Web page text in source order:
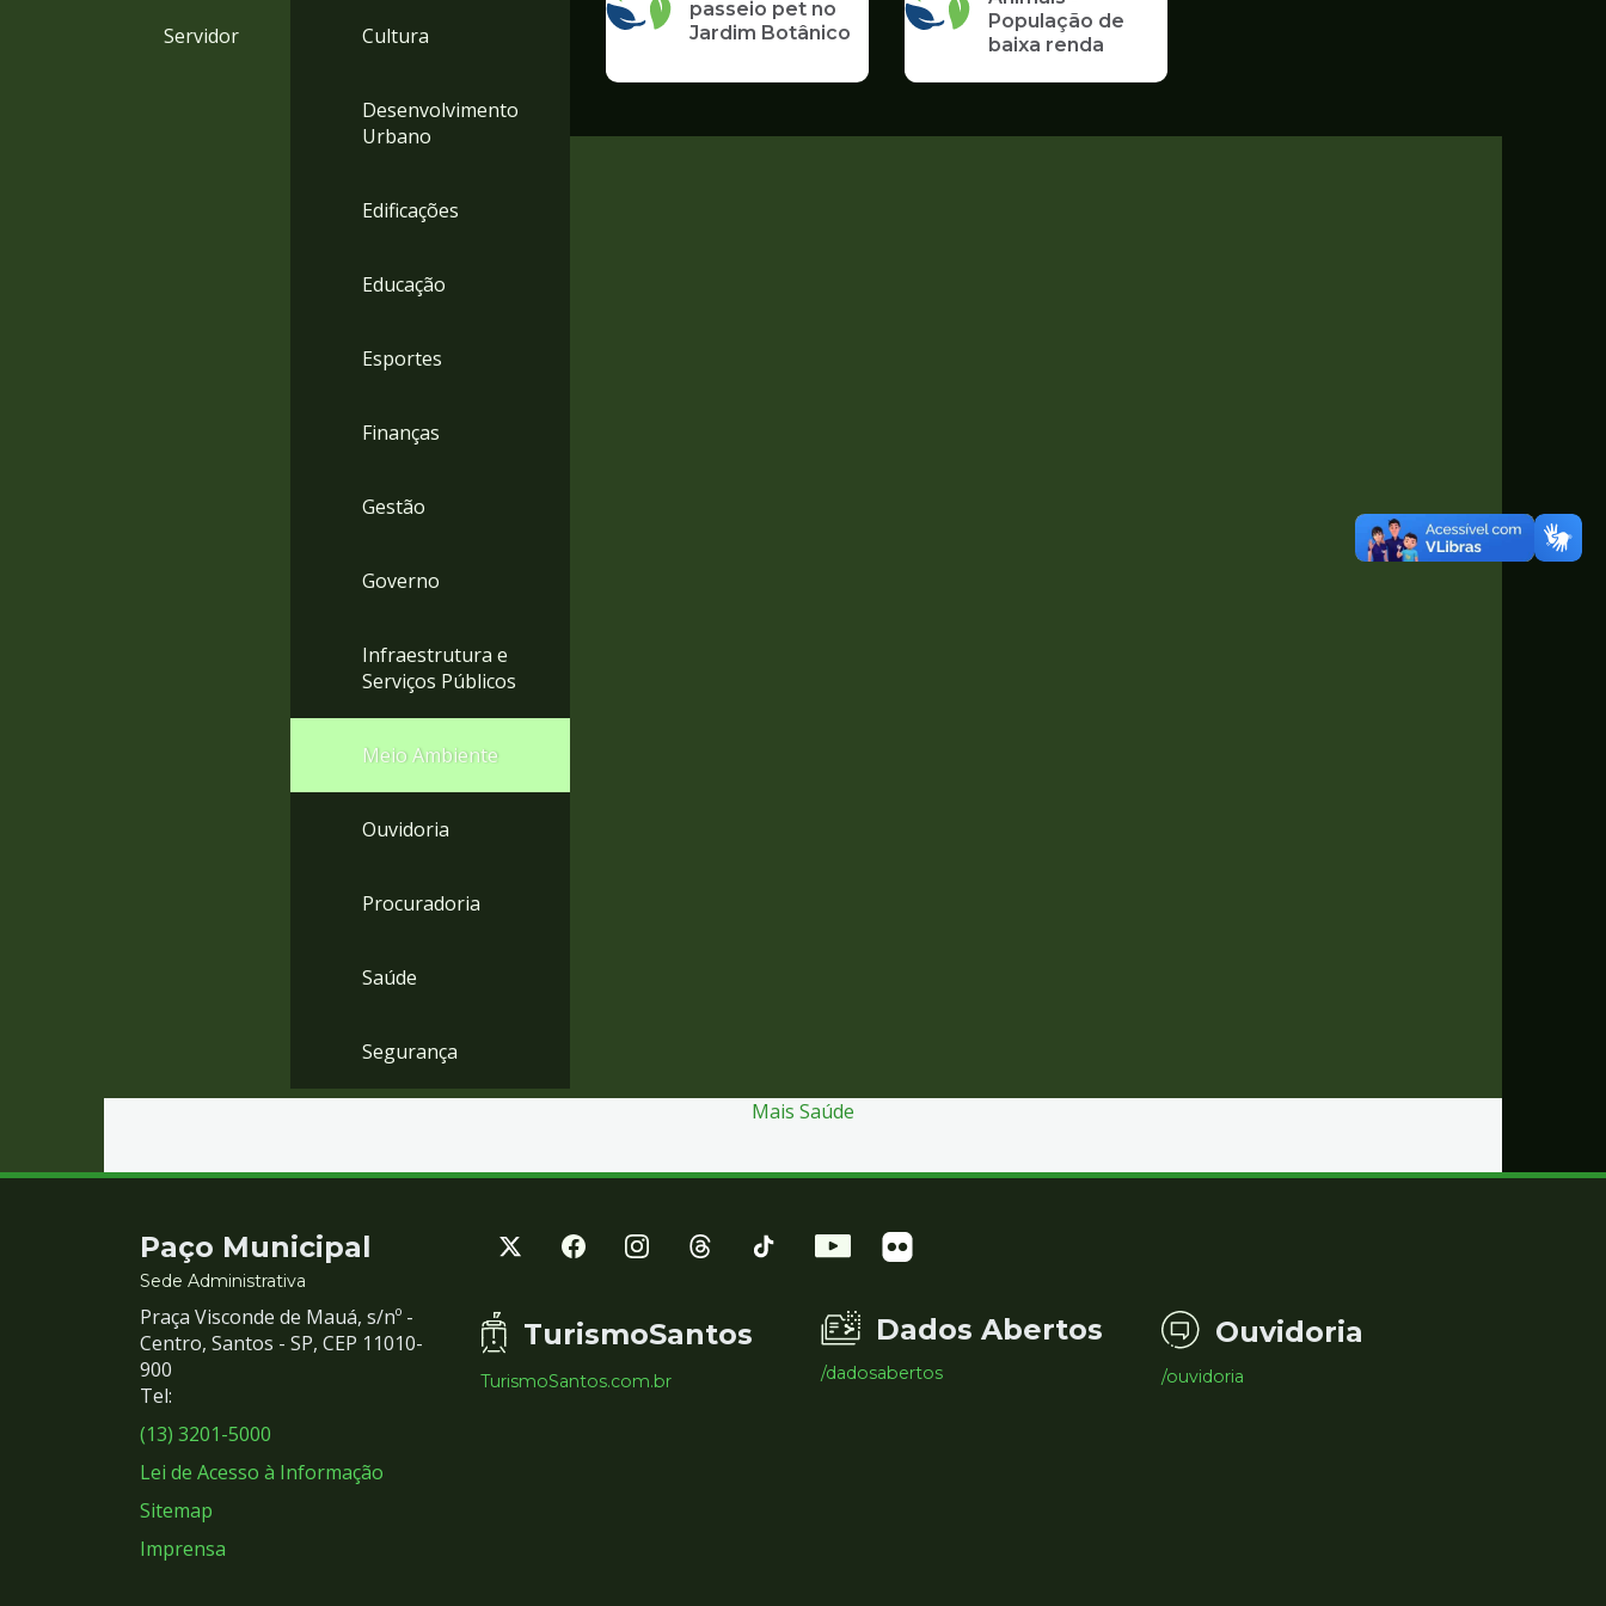
Servidor Cultura
Desenvolvimento
Urbano
Edificações
Educação
Esportes
Finanças
Gestão
Governo
Infraestrutura e
Serviços Públicos
Meio Ambiente
Ouvidoria
Procuradoria
Saúde
Segurança
passeio pet no
Jardim Botânico
População de
baixa renda
Mais Saúde
Contato
e
Redes
Sociais
Paço Municipal
Sede Administrativa
Praça Visconde de Mauá, s/nº -
Centro, Santos - SP, CEP 11010-
900
Tel:
(13) 3201-5000
Lei de Acesso à Informação
Sitemap
Imprensa
TurismoSantos
TurismoSantos.com.br
Dados Abertos
/dadosabertos
Ouvidoria
/ouvidoria